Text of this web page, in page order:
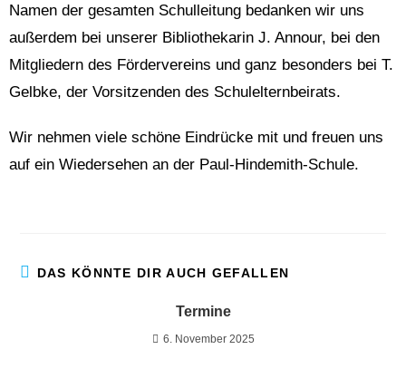
Namen der gesamten Schulleitung bedanken wir uns
außerdem bei unserer Bibliothekarin J. Annour, bei den
Mitgliedern des Fördervereins und ganz besonders bei T.
Gelbke, der Vorsitzenden des Schulelternbeirats.
Wir nehmen viele schöne Eindrücke mit und freuen uns
auf ein Wiedersehen an der Paul-Hindemith-Schule.
DAS KÖNNTE DIR AUCH GEFALLEN
Termine
6. November 2025